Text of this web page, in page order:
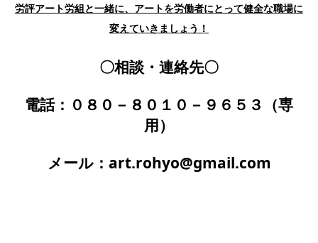
労評アート労組と一緒に、アートを労働者にとって健全な職場に
変えていきましょう！
〇相談・連絡先〇
電話：０８０－８０１０－９６５３（専
用）
メール：art.rohyo@gmail.com